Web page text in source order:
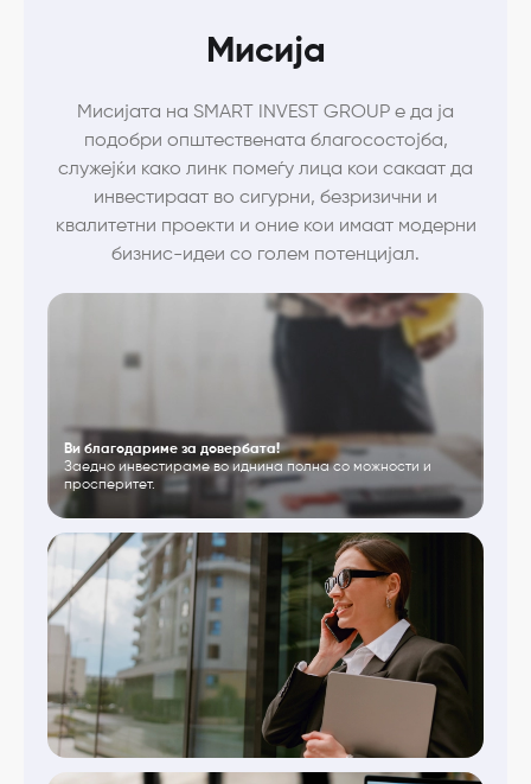
Мисија
Мисијата на SMART INVEST GROUP е да ја
подобри општествената благосостојба,
служејќи како линк помеѓу лица кои сакаат да
инвестираат во сигурни, безризични и
квалитетни проекти и оние кои имаат модерни
бизнис-идеи со голем потенцијал.
Ви благодариме за довербата!
Заедно инвестираме во иднина полна со можности и
просперитет.